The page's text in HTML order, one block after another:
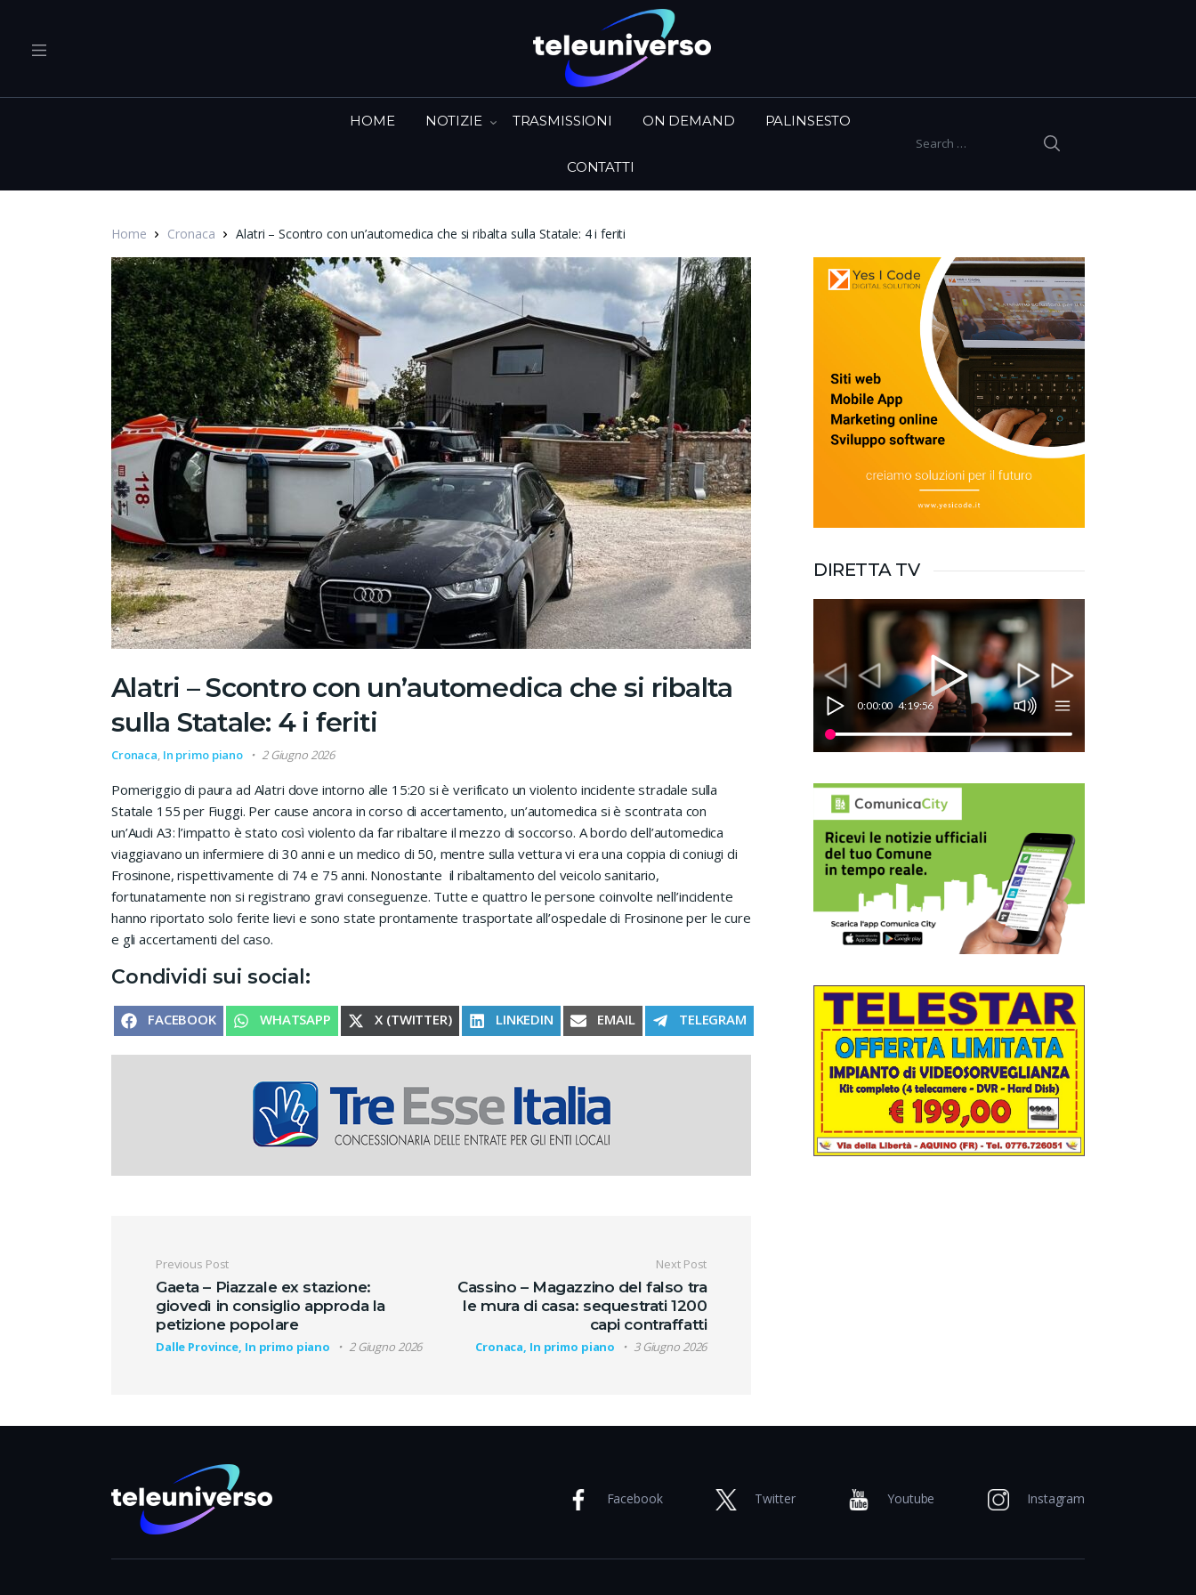
Search for:
HOME NOTIZIE TRASMISSIONI ON DEMAND PALINSESTO
CONTATTI
Home Cronaca Alatri – Scontro con un’automedica che si ribalta sulla Statale: 4 i feriti
Alatri – Scontro con un’automedica che si ribalta
sulla Statale: 4 i feriti
Cronaca, In primo piano 2 Giugno 2026
Pomeriggio di paura ad Alatri dove intorno alle 15:20 si è verificato un violento incidente stradale sulla
Statale 155 per Fiuggi. Per cause ancora in corso di accertamento, un’automedica si è scontrata con
un’Audi A3: l’impatto è stato così violento da far ribaltare il mezzo di soccorso. A bordo dell’automedica
viaggiavano un infermiere di 30 anni e un medico di 50, mentre sulla vettura vi era una coppia di coniugi di
Frosinone, rispettivamente di 74 e 75 anni. Nonostante il ribaltamento del veicolo sanitario,
fortunatamente non si registrano gravi conseguenze. Tutte e quattro le persone coinvolte nell’incidente
hanno riportato solo ferite lievi e sono state prontamente trasportate all’ospedale di Frosinone per le cure
e gli accertamenti del caso.
Condividi sui social:
SHARE ON
FACEBOOK SHARE ON
WHATSAPP SHARE ON
X (TWITTER) SHARE ON
LINKEDIN SHARE ON
EMAIL SHARE ON
TELEGRAM
Navigazione articoli
Previous Post
Gaeta – Piazzale ex stazione:
giovedì in consiglio approda la
petizione popolare
Dalle Province, In primo piano 2 Giugno 2026
Next Post
Cassino – Magazzino del falso tra
le mura di casa: sequestrati 1200
capi contraffatti
Cronaca, In primo piano 3 Giugno 2026
DIRETTA TV
0:00:00 4:19:56
Facebook Twitter Youtube Instagram